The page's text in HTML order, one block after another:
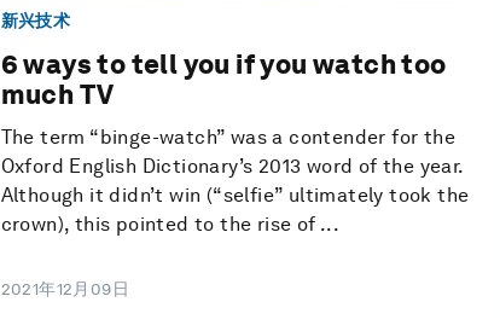
新兴技术
6 ways to tell you if you watch too
much TV
The term “binge-watch” was a contender for the
Oxford English Dictionary’s 2013 word of the year.
Although it didn’t win (“selfie” ultimately took the
crown), this pointed to the rise of ...
2021年12月09日